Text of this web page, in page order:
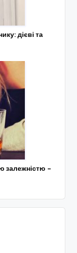
дієві та
залежністю –